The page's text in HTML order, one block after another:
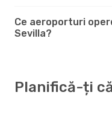
Ce aeroporturi
Sevilla?
Planifică-ți